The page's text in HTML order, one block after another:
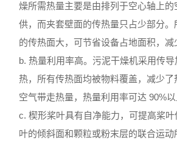
燥所需热量主要是由排列于空心轴上的
供，而夹套壁面的传热量只占少部分
的传热面大，可节省设备占地面积，减
b. 热量利用率高。污泥干燥机采用传
热，所有传热面均被物料覆盖，减少
空气带走热量，热量利用率可达 90%以
c. 楔形桨叶具有自净能力，可提高桨
叶的倾斜面和颗粒或粉末层的联合运动